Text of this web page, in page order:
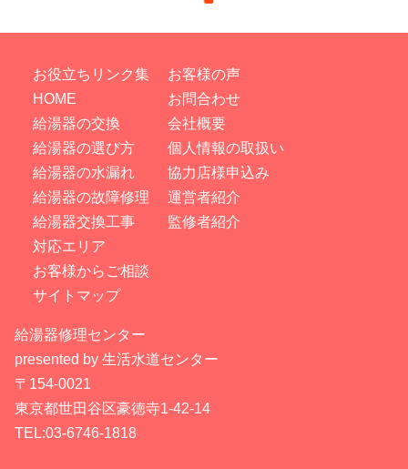
お役立ちリンク集
HOME
給湯器の交換
給湯器の選び方
給湯器の水漏れ
給湯器の故障修理
給湯器交換工事
対応エリア
お客様からご相談
サイトマップ
お客様の声
お問合わせ
会社概要
個人情報の取扱い
協力店様申込み
運営者紹介
監修者紹介
給湯器修理センター
presented by 生活水道センター
〒154-0021
東京都世田谷区豪徳寺1-42-14
TEL:03-6746-1818